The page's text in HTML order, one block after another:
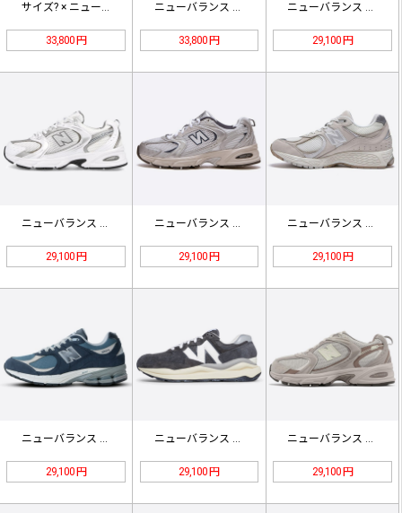
サイズ? × ニューバランス 990…
33,800 円
ニューバランス U993GW グリー…
33,800 円
ニューバランス 530 アイボリーベ…
29,100 円
29,100 円 29,100 円 29,100 円
ニューバランス 2002R ダークネ…
29,100 円
ニューバランス M5740VL1 (…
29,100 円
ニューバランス MR530KOB ベ…
29,100 円